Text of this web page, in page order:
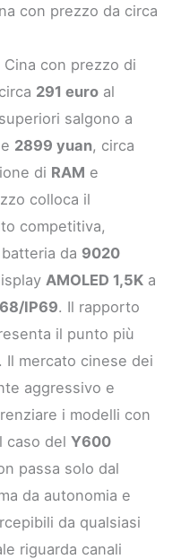
con prezzo da circa
con prezzo di
291 euro al
salgono a
2899 yuan, circa
di RAM e
colloca il
competitiva,
da 9020
AMOLED 1,5K a
IP69. Il rapporto
il punto più
. Il mercato cinese dei
aggressivo e
i modelli con
caso delY600
passa solo dal
da autonomia e
da qualsiasi
riguarda canali